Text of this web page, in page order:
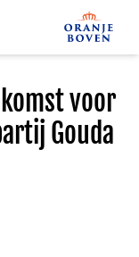
voor
Gouda